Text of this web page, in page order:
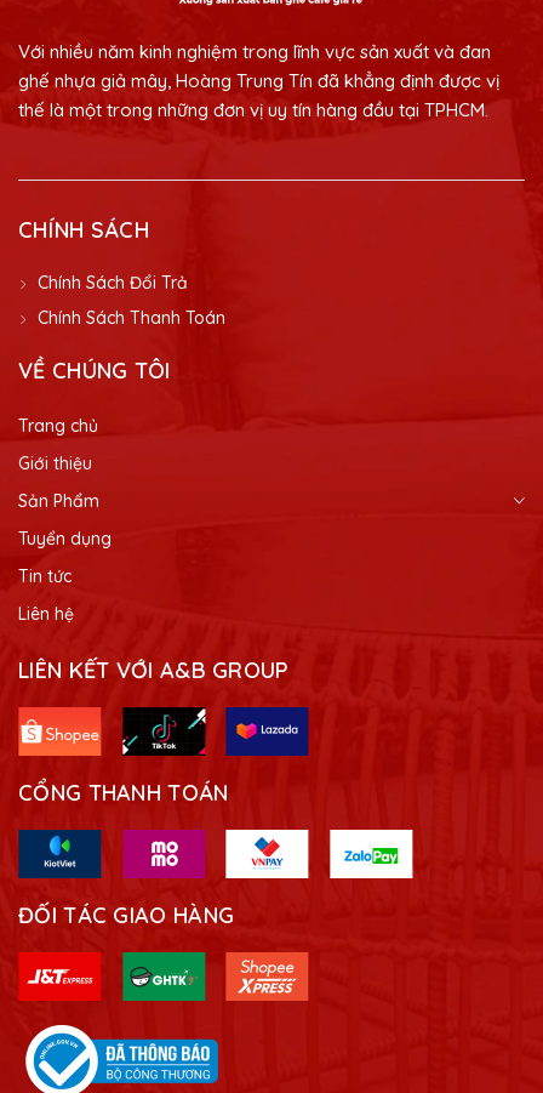
Với nhiều năm kinh nghiệm trong lĩnh vực sản xuất và đan
ghế nhựa giả mây, Hoàng Trung Tín đã khẳng định được vị
thế là một trong những đơn vị uy tín hàng đầu tại TPHCM.
CHÍNH SÁCH
Chính Sách Đổi Trả
Chính Sách Thanh Toán
VỀ CHÚNG TÔI
Trang chủ
Giới thiệu
Sản Phẩm
Tuyển dụng
Tin tức
Liên hệ
LIÊN KẾT VỚI A&B GROUP
CỔNG THANH TOÁN
ĐỐI TÁC GIAO HÀNG